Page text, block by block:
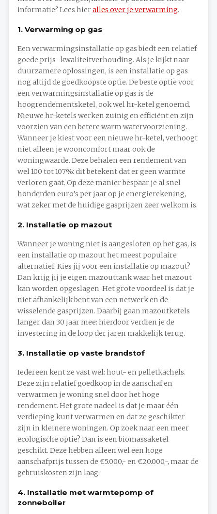
informatie? Lees hieralles over je verwarming.
1. Verwarming op gas
Een verwarmingsinstallatie op gas biedt een relatief
goede prijs- kwaliteitverhouding. Als je kijkt naar
duurzamere oplossingen, is een installatie op gas
nog altijd de goedkoopste optie. De beste optie voor
een verwarmingsinstallatie op gas is de
hoogrendementsketel, ook wel hr-ketel genoemd.
Nieuwe hr-ketels werken zuinig en efficiënt en zijn
voorzien van een betere warm watervoorziening.
Wanneer je kiest voor een nieuwe hr-ketel, verhoogt
niet alleen je wooncomfort maar ook de
woningwaarde. Deze behalen een rendement van
wel 100 tot 107%: dit betekent dat er geen warmte
verloren gaat. Op deze manier bespaar je al snel
honderden euro’s per jaar op je energierekening,
wat zeker met de huidige gasprijzen zeer welkom is.
2. Installatie op mazout
Wanneer je woning niet is aangesloten op het gas, is
een installatie op mazout het meest populaire
alternatief. Kies jij voor een installatie op mazout?
Dan krijg jij je eigen mazouttank waar het mazout
kan worden opgeslagen. Het grote voordeel is dat je
niet afhankelijk bent van een netwerk en de
wisselende gasprijzen. Daarbij gaan mazoutketels
langer dan 30 jaar mee: hierdoor verdien je de
investering in de loop der jaren makkelijk terug.
3. Installatie op vaste brandstof
Iedereen kent ze vast wel: hout- en pelletkachels.
Deze zijn relatief goedkoop in de aanschaf en
verwarmen je woning snel door het hoge
rendement. Het grote nadeel is dat je maar één
verdieping kunt verwarmen en dat ze geschikter
zijn in kleinere woningen. Op zoek naar een meer
ecologische optie? Dan is een biomassaketel
geschikt. Deze hebben alleen wel een hoge
aanschafprijs tussen de €5.000,- en €20.000,-, maar de
gebruiskosten zijn laag.
4. Installatie met warmtepomp of
zonneboiler